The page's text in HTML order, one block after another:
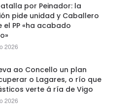
por Peinador: la
pide unidad y Caballero
el PP «ha acabado
2026
ao Concello un plan
o Lagares, o río que
verte á ría de Vigo
2026